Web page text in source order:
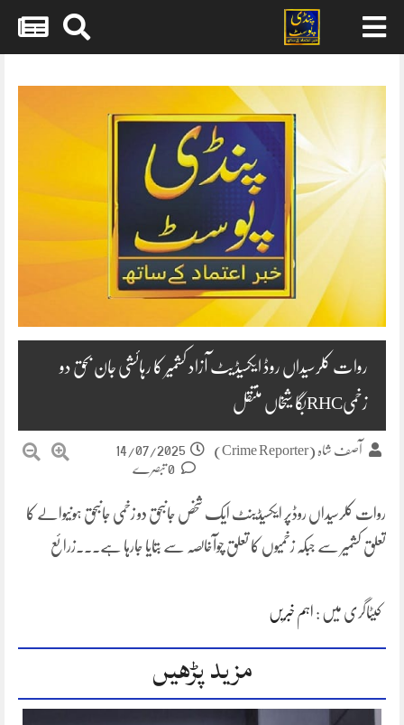
content
روات کلرسیداں روڈ ایکسیڈیٹ آزاد کشمیر کا رہائشی جان بحق دو
زخمیRHCبگا شیخاں منتقل
آصف شاہ (Crime Reporter)
14/07/2025
روات کلرسیداں روڈپر ایکسیڈینٹ ایک شخص جانبحق دو زخمی جانبحق ہونیوالے کا
تعلق کشمیر سے جبکہ زخمیوں کا تعلق چوآخالصہ سے بتایا جارہا ہے۔۔۔زرائع
کیٹاگری میں : اہم خبریں
مزید پڑھیں